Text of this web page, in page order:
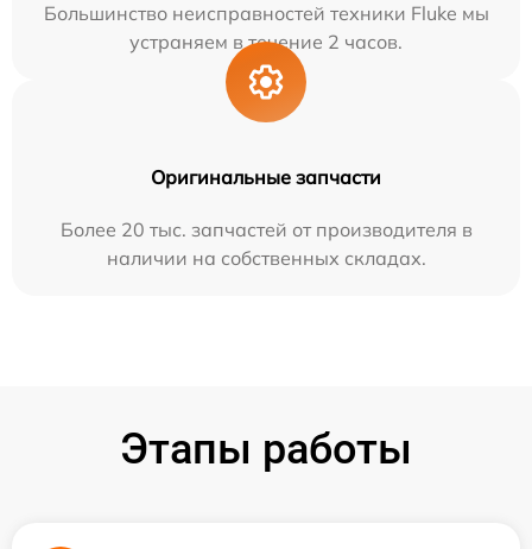
Большинство неисправностей техники Fluke мы
устраняем в течение 2 часов.
Оригинальные запчасти
Более 20 тыс. запчастей от производителя в
наличии на собственных складах.
Этапы работы